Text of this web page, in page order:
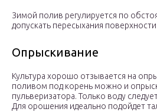
Зимой полив регулируется по
допускать пересыхания
Опрыскивание
Культура хорошо отзывается на
поливом под корень можно и
пульверизатора. Только воду
Для орошения идеально подойдет